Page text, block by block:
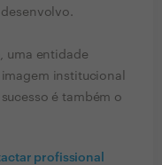
uma entidade
institucional
é também o
profissional